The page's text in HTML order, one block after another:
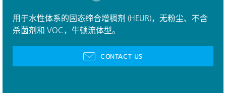
用于水性体系的固态缔合增稠剂 (HEUR)，无粉尘、不含
杀菌剂和 VOC，牛顿流体型。
CONTACT US